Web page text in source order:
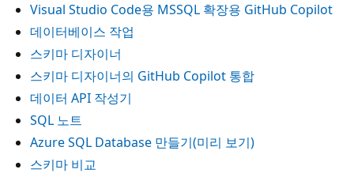
Visual Studio Code용 MSSQL 확장용 GitHub Copilot
데이터베이스 작업
스키마 디자이너
스키마 디자이너의 GitHub Copilot 통합
데이터 API 작성기
SQL 노트
Azure SQL Database 만들기(미리 보기)
스키마 비교